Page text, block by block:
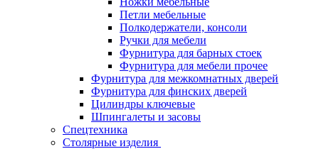
Петли мебельные
Полкодержатели, консоли
Ручки для мебели
Фурнитура для барных стоек
Фурнитура для мебели прочее
Фурнитура для межкомнатных дверей
Фурнитура для финских дверей
Цилиндры ключевые
Шпингалеты и засовы
Спецтехника
Столярные изделия